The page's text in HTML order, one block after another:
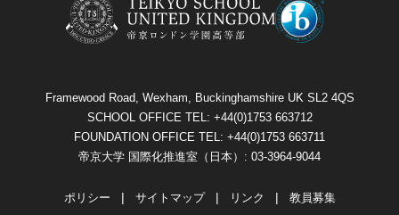
Framewood Road, Wexham, Buckinghamshire UK SL2 4QS
SCHOOL OFFICE TEL: +44(0)1753 663712
FOUNDATION OFFICE TEL: +44(0)1753 663711
帝京大学 国際化推進室（日本）: 03-3964-9044
ポリシー サイトマップ リンク 教員募集